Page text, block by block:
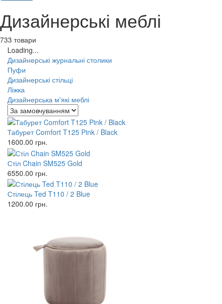
Дизайнерські меблі
733 товари
Loading...
Дизайнерські журнальні столики
Пуфи
Дизайнерські стільці
Ліжка
Дизайнерська м'які меблі
Табурет Comfort T125 Pink / Black
1600.00 грн.
Стіл Chain SM525 Gold
6550.00 грн.
Стілець Ted T110 / 2 Blue
1200.00 грн.